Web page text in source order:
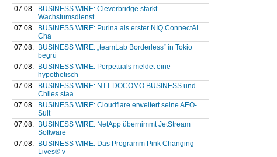
07.08.
BUSINESS WIRE: Cleverbridge stärkt
Wachstumsdienst
07.08.
BUSINESS WIRE: Purina als erster NIQ ConnectAI
Cha
07.08.
BUSINESS WIRE: „teamLab Borderless“ in Tokio
begrü
07.08.
BUSINESS WIRE: Perpetuals meldet eine
hypothetisch
07.08.
BUSINESS WIRE: NTT DOCOMO BUSINESS und
Chiles staa
07.08.
BUSINESS WIRE: Cloudflare erweitert seine AEO-
Suit
07.08.
BUSINESS WIRE: NetApp übernimmt JetStream
Software
07.08.
BUSINESS WIRE: Das Programm Pink Changing
Lives® v